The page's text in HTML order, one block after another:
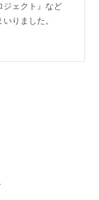
ジェクト』など
りました。